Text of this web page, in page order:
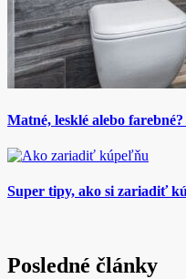
Matné, lesklé alebo
Super tipy, ako si zariadiť
Posledné články